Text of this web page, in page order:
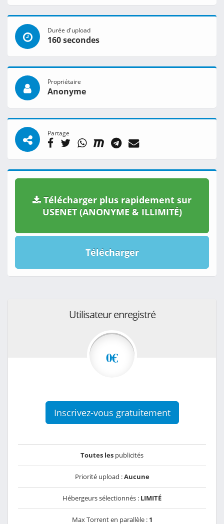
Durée d'upload
160 secondes
Propriétaire
Anonyme
Partage
Télécharger plus rapidement sur
USENET (ANONYME & ILLIMITÉ)
Télécharger
Utilisateur enregistré
0€
Inscrivez-vous gratuitement
Toutes les publicités
Priorité upload :Aucune
Hébergeurs sélectionnés : LIMITÉ
Max Torrent en parallèle : 1